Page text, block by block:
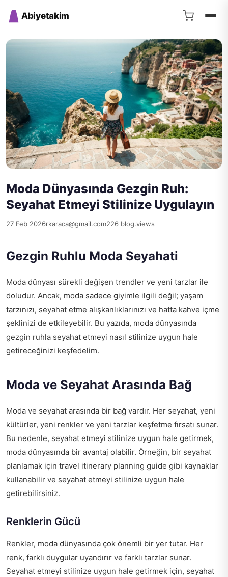
Abiyetakim
Moda Dünyasında Gezgin Ruh:
Seyahat Etmeyi Stilinize Uygulayın
27 Feb 2026rkaraca@gmail.com226 blog.views
Gezgin Ruhlu Moda Seyahati
Moda dünyası sürekli değişen trendler ve yeni tarzlar ile
doludur. Ancak, moda sadece giyimle ilgili değil; yaşam
tarzınızı, seyahat etme alışkanlıklarınızı ve hatta kahve içme
şeklinizi de etkileyebilir. Bu yazıda, moda dünyasında
gezgin ruhla seyahat etmeyi nasıl stilinize uygun hale
getireceğinizi keşfedelim.
Moda ve Seyahat Arasında Bağ
Moda ve seyahat arasında bir bağ vardır. Her seyahat, yeni
kültürler, yeni renkler ve yeni tarzlar keşfetme fırsatı sunar.
Bu nedenle, seyahat etmeyi stilinize uygun hale getirmek,
moda dünyasında bir avantaj olabilir. Örneğin, bir seyahat
planlamak için travel itinerary planning guide gibi kaynaklar
kullanabilir ve seyahat etmeyi stilinize uygun hale
getirebilirsiniz.
Renklerin Gücü
Renkler, moda dünyasında çok önemli bir yer tutar. Her
renk, farklı duygular uyandırır ve farklı tarzlar sunar.
Seyahat etmeyi stilinize uygun hale getirmek için, seyahat